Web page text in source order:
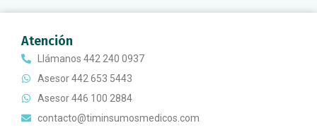
Atención
Llámanos 442 240 0937
Asesor 442 653 5443
Asesor 446 100 2884
contacto@timinsumosmedicos.com